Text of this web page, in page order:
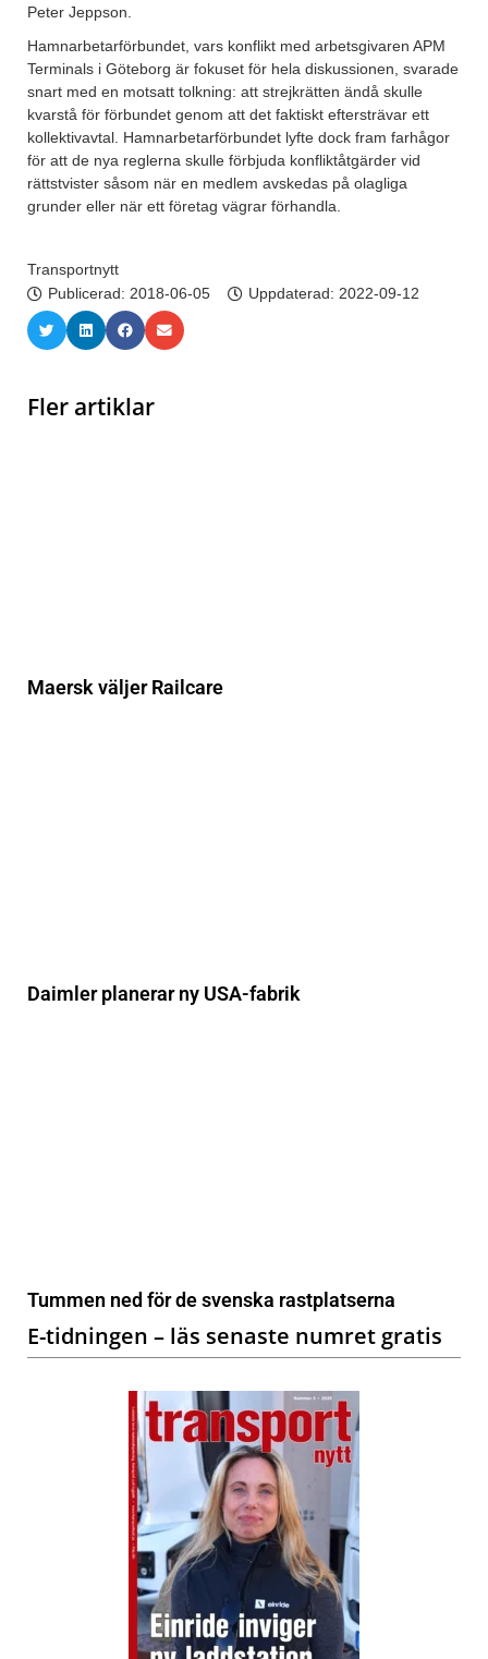
Peter Jeppson.
Hamnarbetarförbundet, vars konflikt med arbetsgivaren APM
Terminals i Göteborg är fokuset för hela diskussionen, svarade
snart med en motsatt tolkning: att strejkrätten ändå skulle
kvarstå för förbundet genom att det faktiskt eftersträvar ett
kollektivavtal. Hamnarbetarförbundet lyfte dock fram farhågor
för att de nya reglerna skulle förbjuda konfliktåtgärder vid
rättstvister såsom när en medlem avskedas på olagliga
grunder eller när ett företag vägrar förhandla.
Transportnytt
Publicerad: 2018-06-05 Uppdaterad: 2022-09-12
Fler artiklar
Maersk väljer Railcare
Daimler planerar ny USA-fabrik
Tummen ned för de svenska rastplatserna
E-tidningen – läs senaste numret gratis